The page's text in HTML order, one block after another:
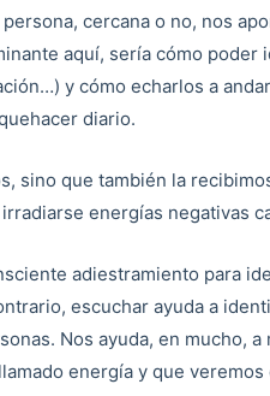
cercana o no, nos
aquí, sería cómo poder
y cómo echarlos a
diario.
sino que también la
energías negativas
adiestramiento para
escuchar ayuda a
Nos ayuda, en mucho,
energía y que